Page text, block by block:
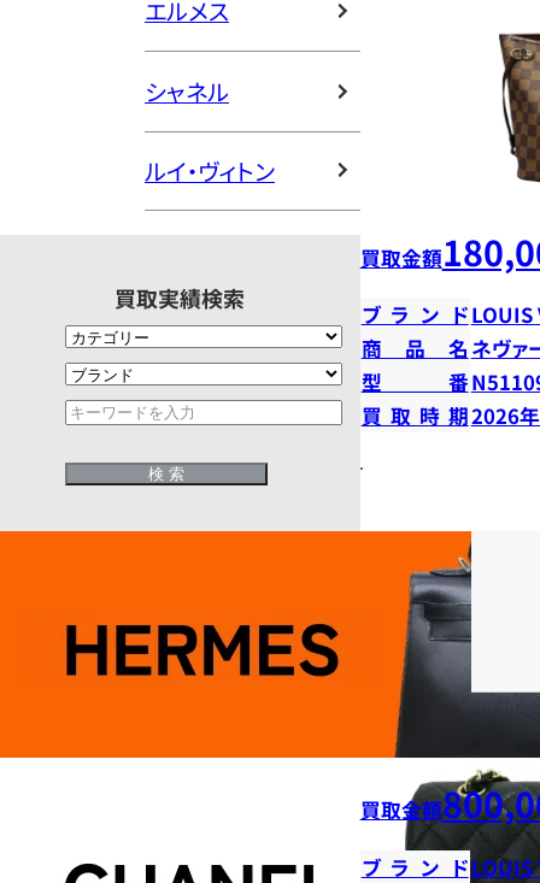
エルメス
シャネル
ルイ・ヴィトン
買取実績検索
買取金額
ブランドLOUIS
商品名 ネヴァ
型番
買取時期2026
買取金額
ブランドLOUIS